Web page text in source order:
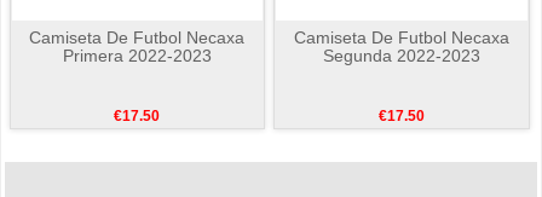
Camiseta De Futbol Necaxa
Primera 2022-2023
€17.50
Camiseta De Futbol Necaxa
Segunda 2022-2023
€17.50